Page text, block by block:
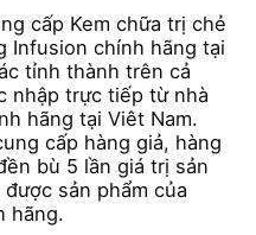
cấp Kem chữa trị chẻ
Infusion chính hãng tại
tỉnh thành trên cả
nhập trực tiếp từ nhà
hãng tại Viêt Nam.
cấp hàng giả, hàng
bù 5 lần giá trị sản
sản phẩm của
hãng.